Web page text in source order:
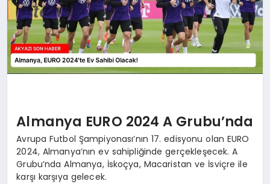
Almanya EURO 2024 A Grubu’nda
Avrupa Futbol Şampiyonası’nın 17. edisyonu olan EURO
2024, Almanya’nın ev sahipliğinde gerçekleşecek. A
Grubu’nda Almanya, İskoçya, Macaristan ve İsviçre ile
karşı karşıya gelecek.